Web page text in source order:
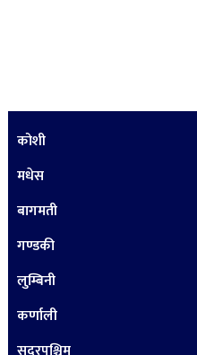
कोशी
मधेस
बागमती
गण्डकी
लुम्बिनी
कर्णाली